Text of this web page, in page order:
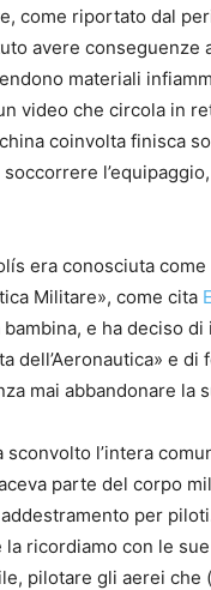
come riportato dal
avere
materiali
video che circola in
coinvolta finisca
era conosciuta
Militare», come cita
e ha deciso
dell’Aeronautica» e
mai abbandonare la
sconvolto l’intera
parte del corpo
per
la ricordiamo con le
pilotare gli aerei che